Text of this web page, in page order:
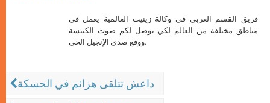
فريق القسم العربي في وكالة زينيت العالمية يعمل في
مناطق مختلفة من العالم لكي يوصل لكم صوت الكنيسة
ووقع صدى الإنجيل الحي.
داعش تتلقى هزائم في الحسكة